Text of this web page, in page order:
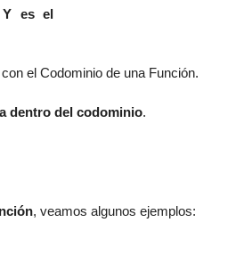
Y es el
el Codominio de una Función.
dentro del codominio.
, veamos algunos ejemplos: